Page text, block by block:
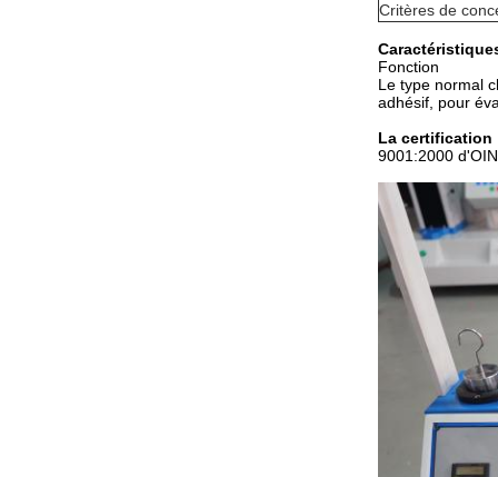
Critères de
Fonction
Le type normal
adhésif, pour
La certification
9001:2000